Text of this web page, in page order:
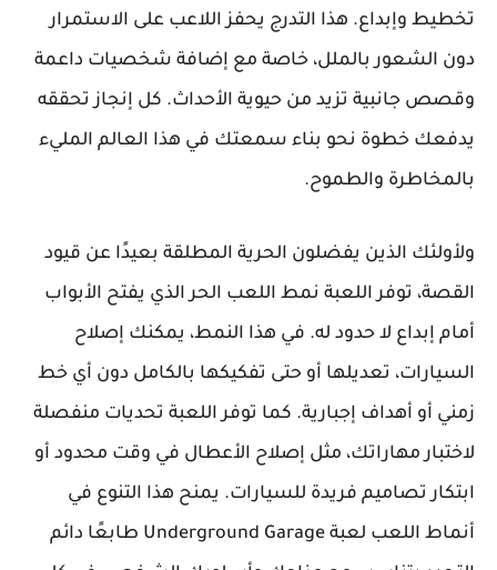
تخطيط وإبداع. هذا التدرج يحفز اللاعب على الاستمرار
دون الشعور بالملل، خاصة مع إضافة شخصيات داعمة
وقصص جانبية تزيد من حيوية الأحداث. كل إنجاز تحققه
يدفعك خطوة نحو بناء سمعتك في هذا العالم المليء
بالمخاطرة والطموح.
ولأولئك الذين يفضلون الحرية المطلقة بعيدًا عن قيود
القصة، توفر اللعبة نمط اللعب الحر الذي يفتح الأبواب
أمام إبداع لا حدود له. في هذا النمط، يمكنك إصلاح
السيارات، تعديلها أو حتى تفكيكها بالكامل دون أي خط
زمني أو أهداف إجبارية. كما توفر اللعبة تحديات منفصلة
لاختبار مهاراتك، مثل إصلاح الأعطال في وقت محدود أو
ابتكار تصاميم فريدة للسيارات. يمنح هذا التنوع في
أنماط اللعب لعبة Underground Garage طابعًا دائم